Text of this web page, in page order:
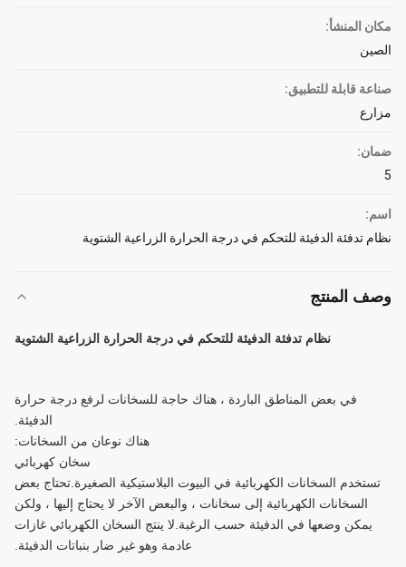
مكان المنشأ:
الصين
صناعة قابلة للتطبيق:
مزارع
ضمان:
5
اسم:
نظام تدفئة الدفيئة للتحكم في درجة الحرارة الزراعية الشتوية
وصف المنتج
نظام تدفئة الدفيئة للتحكم في درجة الحرارة الزراعية الشتوية
في بعض المناطق الباردة ، هناك حاجة للسخانات لرفع درجة حرارة
الدفيئة.
هناك نوعان من السخانات:
سخان كهربائي
تستخدم السخانات الكهربائية في البيوت البلاستيكية الصغيرة.تحتاج بعض
السخانات الكهربائية إلى سخانات ، والبعض الآخر لا يحتاج إليها ، ولكن
يمكن وضعها في الدفيئة حسب الرغبة.لا ينتج السخان الكهربائي غازات
عادمة وهو غير ضار بنباتات الدفيئة.